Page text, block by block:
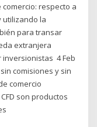
comercio: respecto a
utilizando la
para transar
extranjera
inversionistas 4 Feb
comisiones y sin
comercio
son productos